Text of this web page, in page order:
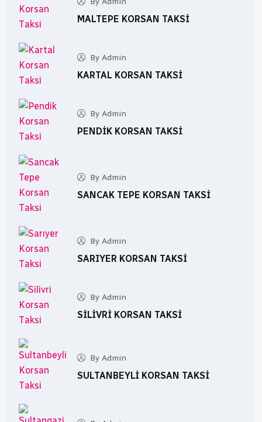
MALTEPE KORSAN TAKSI
By Admin
KARTAL KORSAN TAKSI
By Admin
PENDIK KORSAN TAKSI
By Admin
SANCAK TEPE KORSAN TAKSI
By Admin
SARIYER KORSAN TAKSI
By Admin
SILIVRI KORSAN TAKSI
By Admin
SULTANBEYLI KORSAN TAKSI